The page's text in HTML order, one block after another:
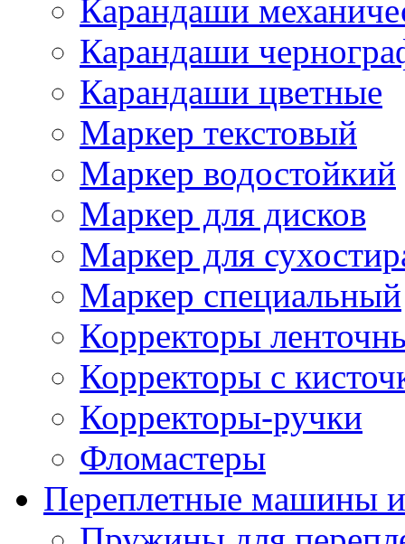
Карандаши
Карандаши
Карандаши цветные
Маркер текстовый
Маркер водостойкий
Маркер для дисков
Маркер для
Маркер специальный
Корректоры
Корректоры с
Корректоры-ручки
Фломастеры
Переплетные машины и